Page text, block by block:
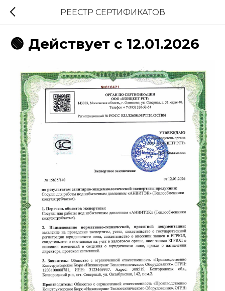
РЕЕСТР СЕРТИФИКАТОВ
🟢 Действует с 12.01.2026